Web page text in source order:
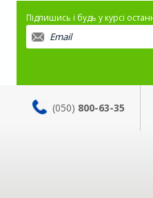
Підпишись і будь у курсі
(050) 800-63-35